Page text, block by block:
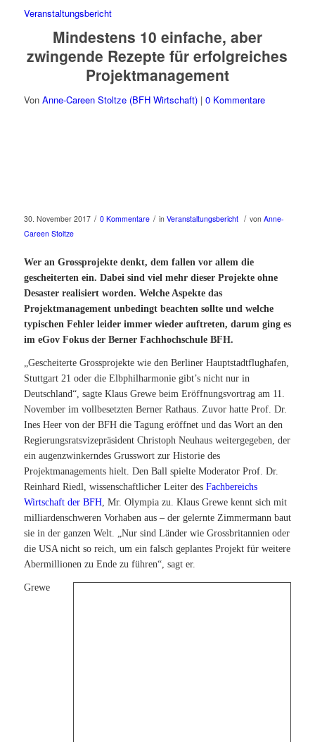
Veranstaltungsbericht
Mindestens 10 einfache, aber
zwingende Rezepte für erfolgreiches
Projektmanagement
Von Anne-Careen Stoltze (BFH Wirtschaft) | 0 Kommentare
30. November 2017 / 0 Kommentare / in Veranstaltungsbericht / von Anne-
Careen Stoltze
Wer an Grossprojekte denkt, dem fallen vor allem die
gescheiterten ein. Dabei sind viel mehr dieser Projekte ohne
Desaster realisiert worden. Welche Aspekte das
Projektmanagement unbedingt beachten sollte und welche
typischen Fehler leider immer wieder auftreten, darum ging es
im eGov Fokus der Berner Fachhochschule BFH.
„Gescheiterte Grossprojekte wie den Berliner Hauptstadtflughafen,
Stuttgart 21 oder die Elbphilharmonie gibt’s nicht nur in
Deutschland“, sagte Klaus Grewe beim Eröffnungsvortrag am 11.
November im vollbesetzten Berner Rathaus. Zuvor hatte Prof. Dr.
Ines Heer von der BFH die Tagung eröffnet und das Wort an den
Regierungsratsvizepräsident Christoph Neuhaus weitergegeben, der
ein augenzwinkerndes Grusswort zur Historie des
Projektmanagements hielt. Den Ball spielte Moderator Prof. Dr.
Reinhard Riedl, wissenschaftlicher Leiter des Fachbereichs
Wirtschaft der BFH, Mr. Olympia zu. Klaus Grewe kennt sich mit
milliardenschweren Vorhaben aus – der gelernte Zimmermann baut
sie in der ganzen Welt. „Nur sind Länder wie Grossbritannien oder
die USA nicht so reich, um ein falsch geplantes Projekt für weitere
Abermillionen zu Ende zu führen“, sagt er.
Grewe